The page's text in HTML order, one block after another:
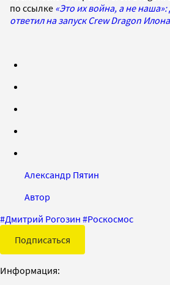
по ссылке «Это их война, а не
ответил на запуск Crew Dragon
Александр Пятин
Автор
#Дмитрий Рогозин #Роскосмос
Подписаться
Информация: